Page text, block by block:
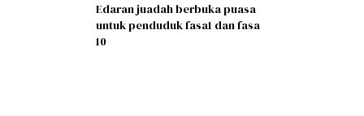
Edaran juadah berbuka puasa
untuk penduduk fasa1 dan fasa
10